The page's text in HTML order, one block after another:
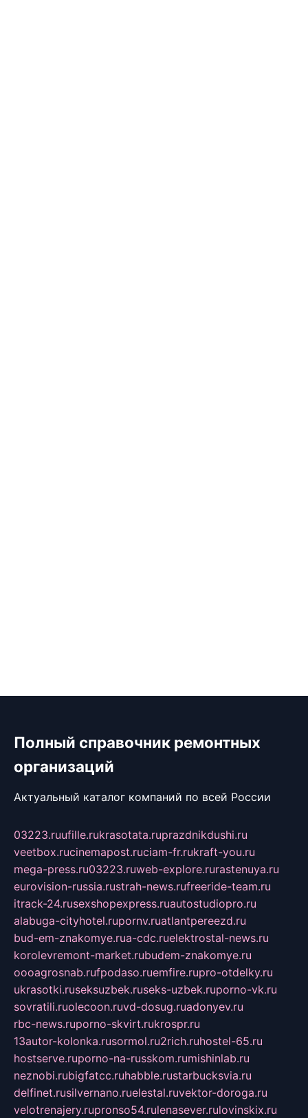
Полный справочник ремонтных
организаций
Актуальный каталог компаний по всей России
03223.ruufille.rukrasotata.ruprazdnikdushi.ru
veetbox.rucinemapost.ruciam-fr.rukraft-you.ru
mega-press.ru03223.ruweb-explore.rurastenuya.ru
eurovision-russia.rustrah-news.rufreeride-team.ru
itrack-24.rusexshopexpress.ruautostudiopro.ru
alabuga-cityhotel.rupornv.ruatlantpereezd.ru
bud-em-znakomye.rua-cdc.ruelektrostal-news.ru
korolevremont-market.rubudem-znakomye.ru
oooagrosnab.rufpodaso.ruemfire.rupro-otdelky.ru
ukrasotki.ruseksuzbek.ruseks-uzbek.ruporno-vk.ru
sovratili.ruolecoon.ruvd-dosug.ruadonyev.ru
rbc-news.ruporno-skvirt.rukrospr.ru
13autor-kolonka.rusormol.ru2rich.ruhostel-65.ru
hostserve.ruporno-na-russkom.rumishinlab.ru
neznobi.rubigfatcc.ruhabble.rustarbucksvia.ru
delfinet.rusilvernano.ruelestal.ruvektor-doroga.ru
velotrenajery.rupronso54.rulenasever.rulovinskix.ru